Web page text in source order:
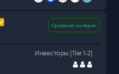
Средний интерес
Инвесторы (Tier 1-2)